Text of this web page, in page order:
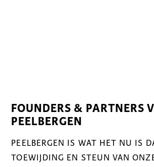
FOUNDERS & PARTNERS
PEELBERGEN
PEELBERGEN IS WAT HET NU IS
TOEWIJDING EN STEUN VAN